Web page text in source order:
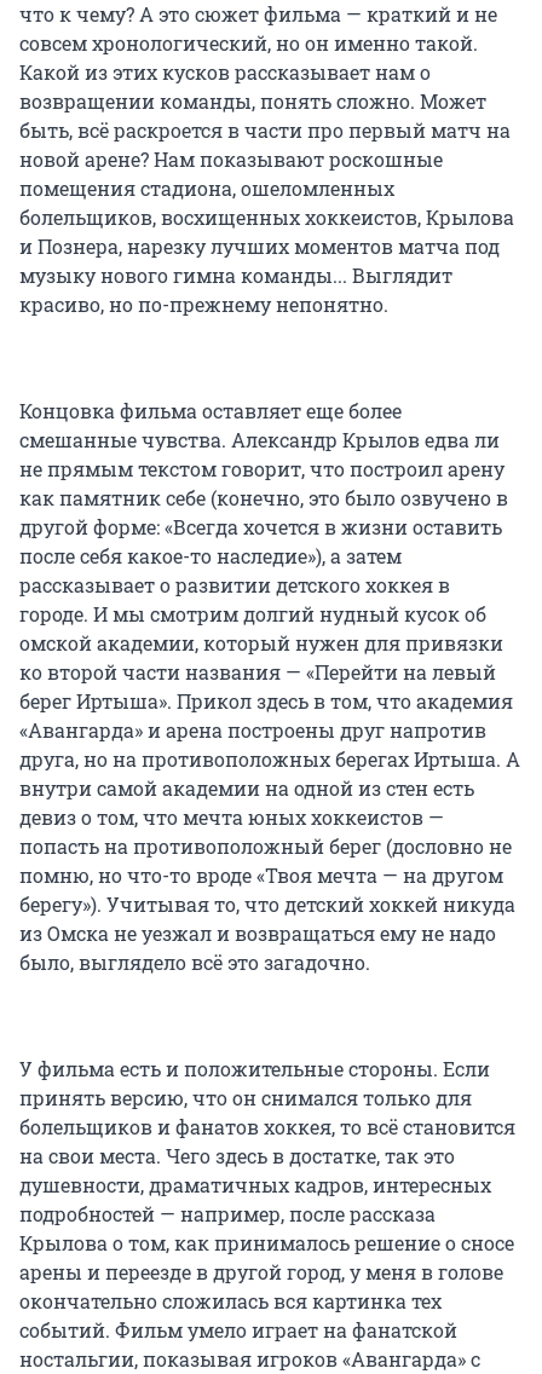
что к чему? А это сюжет фильма — краткий и не
совсем хронологический, но он именно такой.
Какой из этих кусков рассказывает нам о
возвращении команды, понять сложно. Может
быть, всё раскроется в части про первый матч на
новой арене? Нам показывают роскошные
помещения стадиона, ошеломленных
болельщиков, восхищенных хоккеистов, Крылова
и Познера, нарезку лучших моментов матча под
музыку нового гимна команды... Выглядит
красиво, но по-прежнему непонятно.
Концовка фильма оставляет еще более
смешанные чувства. Александр Крылов едва ли
не прямым текстом говорит, что построил арену
как памятник себе (конечно, это было озвучено в
другой форме: «Всегда хочется в жизни оставить
после себя какое-то наследие»), а затем
рассказывает о развитии детского хоккея в
городе. И мы смотрим долгий нудный кусок об
омской академии, который нужен для привязки
ко второй части названия — «Перейти на левый
берег Иртыша». Прикол здесь в том, что академия
«Авангарда» и арена построены друг напротив
друга, но на противоположных берегах Иртыша. А
внутри самой академии на одной из стен есть
девиз о том, что мечта юных хоккеистов —
попасть на противоположный берег (дословно не
помню, но что-то вроде «Твоя мечта — на другом
берегу»). Учитывая то, что детский хоккей никуда
из Омска не уезжал и возвращаться ему не надо
было, выглядело всё это загадочно.
У фильма есть и положительные стороны. Если
принять версию, что он снимался только для
болельщиков и фанатов хоккея, то всё становится
на свои места. Чего здесь в достатке, так это
душевности, драматичных кадров, интересных
подробностей — например, после рассказа
Крылова о том, как принималось решение о сносе
арены и переезде в другой город, у меня в голове
окончательно сложилась вся картинка тех
событий. Фильм умело играет на фанатской
ностальгии, показывая игроков «Авангарда» с